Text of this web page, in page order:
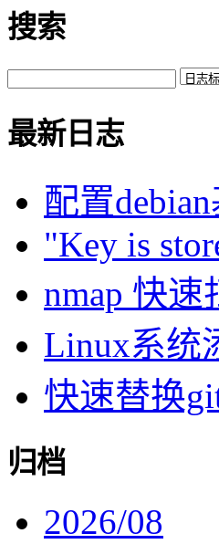
搜索
最新日志
配置
"Key is
nmap 快速
Linux系统
快速替换
归档
2026/08